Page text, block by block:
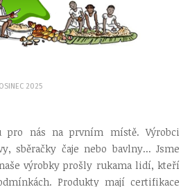
2025
pro nás na prvním místě. Výrobci
sběračky čaje nebo bavlny... Jsme
výrobky prošly rukama lidí, kteří
Produkty mají certifikace